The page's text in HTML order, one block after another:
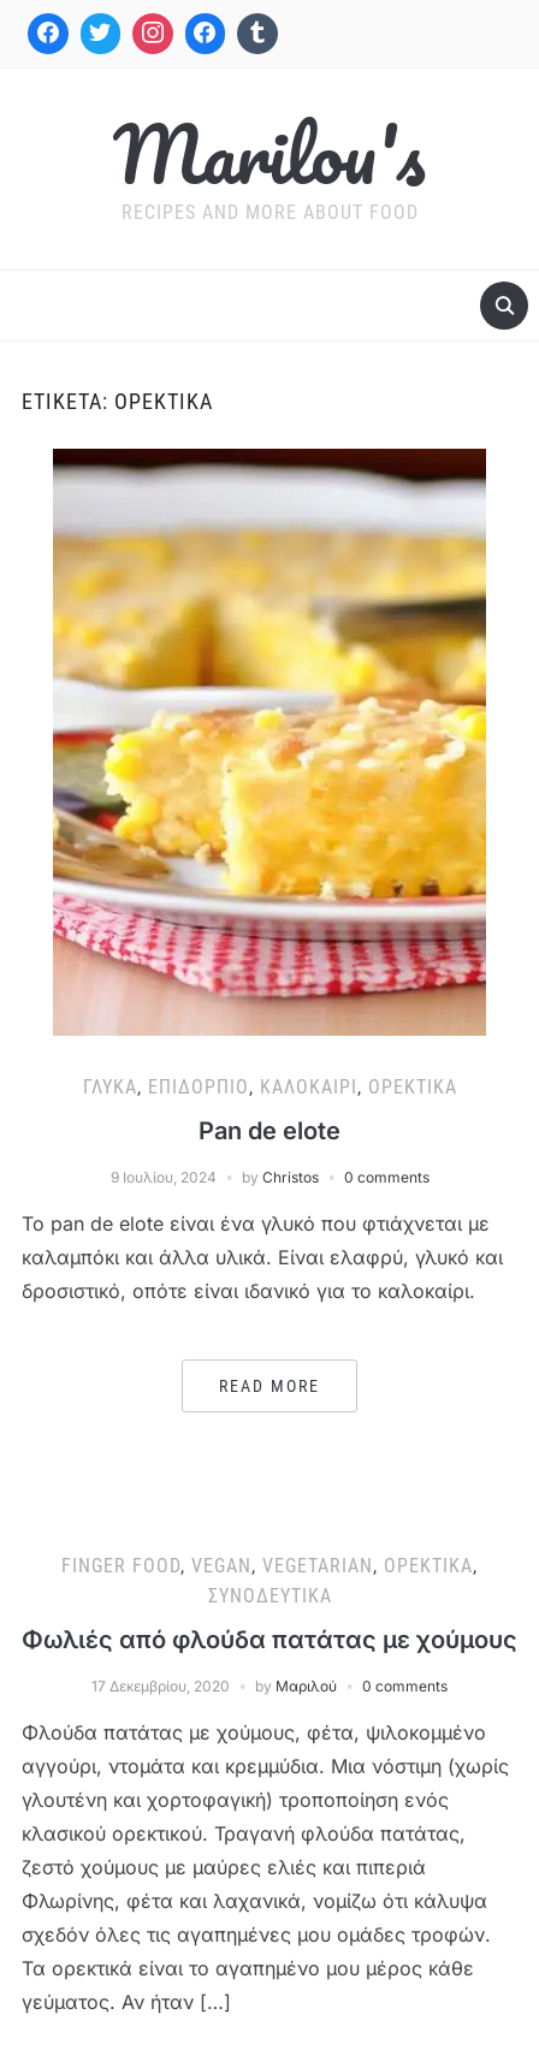
Marilou's
RECIPES AND MORE ABOUT FOOD
ΕΤΙΚΈΤΑ: ΟΡΕΚΤΙΚΆ
ΓΛΥΚΆ, ΕΠΙΔΌΡΠΙΟ, ΚΑΛΟΚΑΊΡΙ, ΟΡΕΚΤΙΚΆ
Pan de elote
9 Ιουλίου, 2024 by Christos 0 comments
Το pan de elote είναι ένα γλυκό που φτιάχνεται με
καλαμπόκι και άλλα υλικά. Είναι ελαφρύ, γλυκό και
δροσιστικό, οπότε είναι ιδανικό για το καλοκαίρι.
READ MORE
FINGER FOOD, VEGAN, VEGETARIAN, ΟΡΕΚΤΙΚΆ,
ΣΥΝΟΔΕΥΤΙΚΆ
Φωλιές από φλούδα πατάτας με χούμους
17 Δεκεμβρίου, 2020 by Μαριλού 0 comments
Φλούδα πατάτας με χούμους, φέτα, ψιλοκομμένο
αγγούρι, ντομάτα και κρεμμύδια. Μια νόστιμη (χωρίς
γλουτένη και χορτοφαγική) τροποποίηση ενός
κλασικού ορεκτικού. Τραγανή φλούδα πατάτας,
ζεστό χούμους με μαύρες ελιές και πιπεριά
Φλωρίνης, φέτα και λαχανικά, νομίζω ότι κάλυψα
σχεδόν όλες τις αγαπημένες μου ομάδες τροφών.
Τα ορεκτικά είναι το αγαπημένο μου μέρος κάθε
γεύματος. Αν ήταν […]